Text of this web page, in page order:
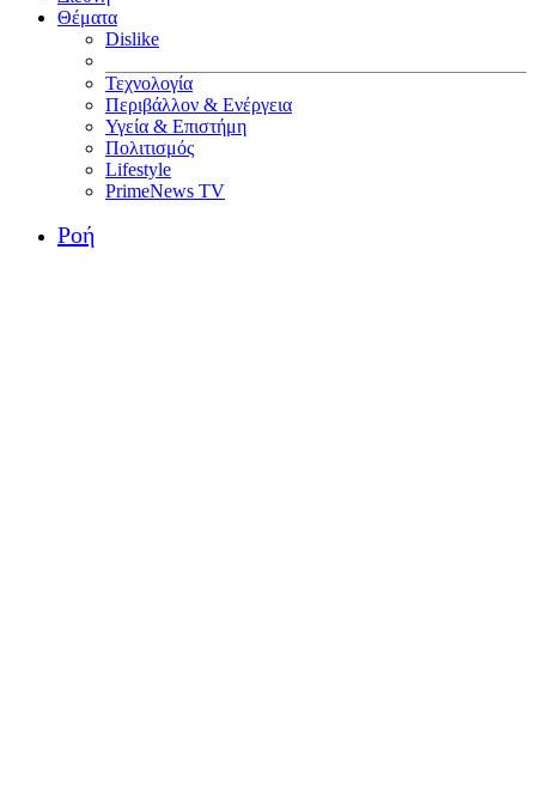
Θέματα
Dislike
Τεχνολογία
Περιβάλλον & Ενέργεια
Υγεία & Επιστήμη
Πολιτισμός
Lifestyle
PrimeNews TV
Ροή